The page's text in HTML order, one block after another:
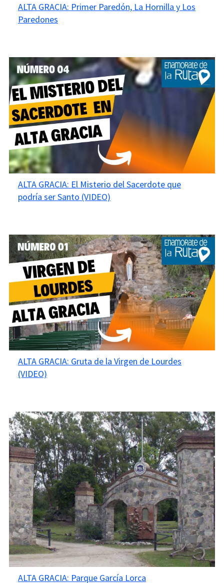
ALTA GRACIA: Primer Paredón, La Hornilla y Los
Paredones
ALTA GRACIA: El Misterio del Sacerdote que
podría ser Santo (VIDEO)
ALTA GRACIA: Gruta de la Virgen de Lourdes
(VIDEO)
ALTA GRACIA: Parque García Lorca